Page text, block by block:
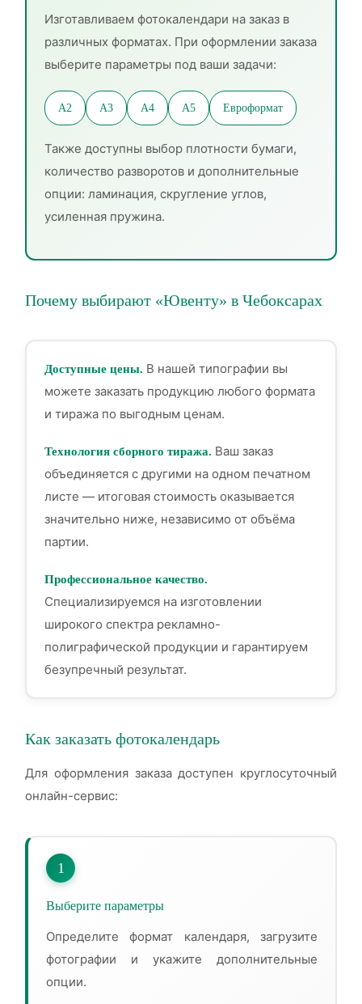
Изготавливаем фотокалендари на заказ в
различных форматах. При оформлении заказа
выберите параметры под ваши задачи:
А2 А3 А4 А5 Евроформат
Также доступны выбор плотности бумаги,
количество разворотов и дополнительные
опции: ламинация, скругление углов,
усиленная пружина.
Почему выбирают «Ювенту» в Чебоксарах
Доступные цены. В нашей типографии вы
можете заказать продукцию любого формата
и тиража по выгодным ценам.
Технология сборного тиража. Ваш заказ
объединяется с другими на одном печатном
листе — итоговая стоимость оказывается
значительно ниже, независимо от объёма
партии.
Профессиональное качество.
Специализируемся на изготовлении
широкого спектра рекламно-
полиграфической продукции и гарантируем
безупречный результат.
Как заказать фотокалендарь
Для оформления заказа доступен круглосуточный
онлайн-сервис:
1
Выберите параметры
Определите формат календаря, загрузите
фотографии и укажите дополнительные
опции.